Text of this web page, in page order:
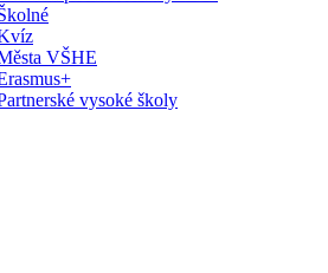
VŠHE
vysoké školy